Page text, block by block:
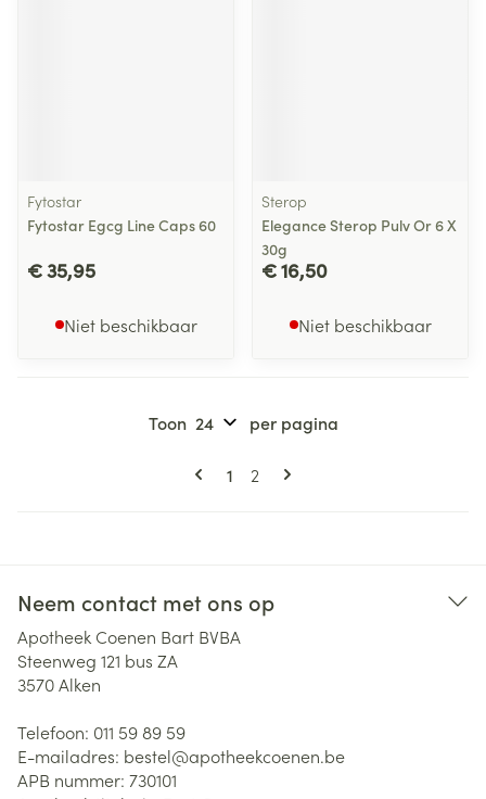
Fytostar
Fytostar Egcg Line Caps 60
€ 35,95
Niet beschikbaar
Sterop
Elegance Sterop Pulv Or 6 X
30g
€ 16,50
Niet beschikbaar
Pagina's
U lees momenteel pagina
1 Pagina
2
Toon per pagina
Neem contact met ons op
Apotheek Coenen Bart BVBA
Steenweg 121 bus ZA
3570Alken
Telefoon: 011 59 89 59
E-mailadres: bestel@apotheekcoenen.be
APB nummer: 730101